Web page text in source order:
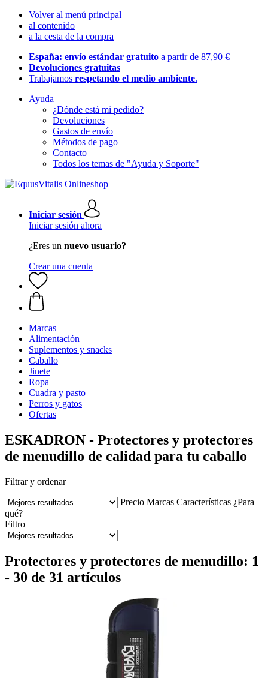
Volver al menú principal
al contenido
a la cesta de la compra
España: envío estándar gratuito a partir de 87,90 €
Devoluciones gratuitas
Trabajamos respetando el medio ambiente.
Ayuda
¿Dónde está mi pedido?
Devoluciones
Gastos de envío
Métodos de pago
Contacto
Todos los temas de "Ayuda y Soporte"
Iniciar sesión
Iniciar sesión ahora
¿Eres un nuevo usuario?
Crear una cuenta
Marcas
Alimentación
Suplementos y snacks
Caballo
Jinete
Ropa
Cuadra y pasto
Perros y gatos
Ofertas
ESKADRON - Protectores y protectores
de menudillo de calidad para tu caballo
Filtrar y ordenar
Precio Marcas Características ¿Para
qué?
Filtro
Protectores y protectores de menudillo: 1
- 30 de 31 artículos